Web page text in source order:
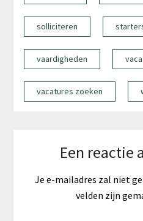
solliciteren
vaardigheden
vacatures zoeken
Een reactie
Je e-mailadres zal niet
velden zijn